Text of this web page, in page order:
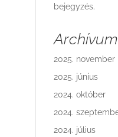
bejegyzés.
Archívum
2025. november
2025. június
2024. október
2024.
2024. július